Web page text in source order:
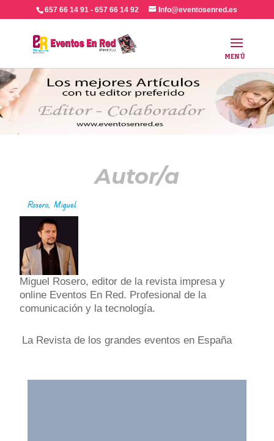
657 66 14 91 - 657 66 14 92 Info@eventosenred.es
Autor/a
Rosero, Miguel
Miguel Rosero, editor de la revista impresa y
online Eventos En Red. Profesional de la
comunicación y la tecnología.
La Revista de los grandes eventos en España